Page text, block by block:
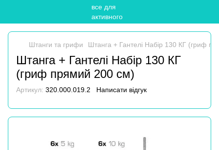
Штанги та грифи Штанга + Гантелі Набір 130 КГ (гриф
Штанга + Гантелі Набір 130 КГ
(гриф прямий 200 см)
Артикул: 320.000.019.2 Написати відгук